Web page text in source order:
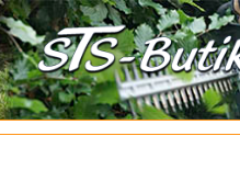
Fortsätt
till
innehållet